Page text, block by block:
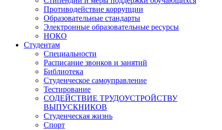
Противодействие коррупции
Образовательные стандарты
Электронные образовательные ресурсы
НОКО
Студентам
Специальности
Расписание звонков и занятий
Библиотека
Студенческое самоуправление
Тестирование
СОДЕЙСТВИЕ ТРУДОУСТРОЙСТВУ
ВЫПУСКНИКОВ
Студенческая жизнь
Спорт